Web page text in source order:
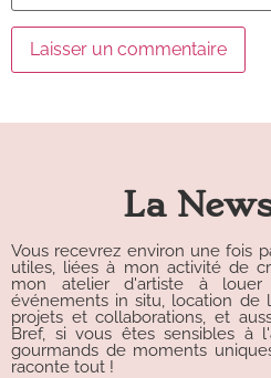
La
Vous recevrez environ une fois
utiles, liées à mon activité de
mon atelier d'artiste à
événements in situ, location de
projets et collaborations, et
Bref, si vous êtes sensibles à
gourmands de moments
raconte tout !